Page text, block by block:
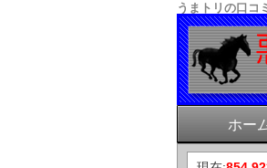
うまトリの口コ
ホー